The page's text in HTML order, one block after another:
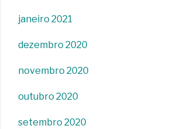
janeiro 2021
dezembro 2020
novembro 2020
outubro 2020
setembro 2020